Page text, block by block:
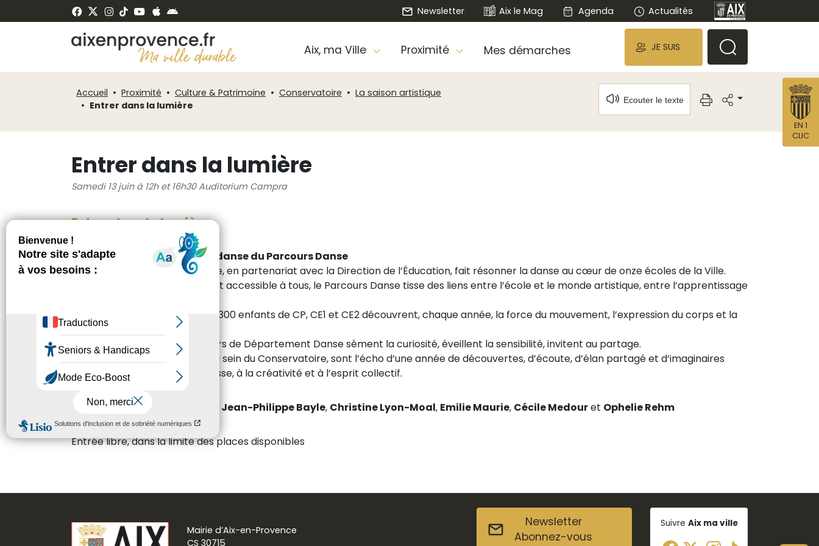
Newsletter Aix le Mag Agenda Actualités
Aix, ma Ville Proximité Mes démarches JE SUIS
Accueil Proximité Culture & Patrimoine Conservatoire
La saison artistique
Entrer dans la lumière
Ecouter le texte
Entrer dans la lumière
Samedi 13 juin à 12h et 16h30 Auditorium Campra
Entrer dans la lumière
Restitutions des ateliers de danse du Parcours Danse
Depuis dix ans, le Conservatoire, en partenariat avec la Direction de l’Éducation, fait résonner la danse au cœur de onze écoles de la Ville.
Né d’une volonté de rendre l’art accessible à tous, le Parcours Danse tisse des liens entre l’école et le monde artistique, entre l’apprentissage
À travers ce dispositif, près de 300 enfants de CP, CE1 et CE2 découvrent, chaque année, la force du mouvement, l’expression du corps et la
joie de créer ensemble.
Dans les classes, les professeurs de Département Danse sèment la curiosité, éveillent la sensibilité, invitent au partage.
Ces restitutions, présentées au sein du Conservatoire, sont l’écho d’une année de découvertes, d’écoute, d’élan partagé et d’imaginaires
tissés : un hommage à la jeunesse, à la créativité et à l’esprit collectif.
Chorégraphies : Karine Aznar, Jean-Philippe Bayle, Christine Lyon-Moal, Emilie Maurie, Cécile Medouret Ophelie Rehm
Entrée libre, dans la limite des places disponibles
Mairie d’Aix-en-Provence
CS 30715
Newsletter
Abonnez-vous
Suivre Aix ma ville
EN 1
CLIC
de
Panneau de gestion des cookies